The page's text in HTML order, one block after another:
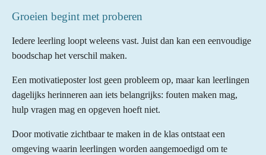
Groeien begint met proberen
Iedere leerling loopt weleens vast. Juist dan kan een eenvoudige
boodschap het verschil maken.
Een motivatieposter lost geen probleem op, maar kan leerlingen
dagelijks herinneren aan iets belangrijks: fouten maken mag,
hulp vragen mag en opgeven hoeft niet.
Door motivatie zichtbaar te maken in de klas ontstaat een
omgeving waarin leerlingen worden aangemoedigd om te